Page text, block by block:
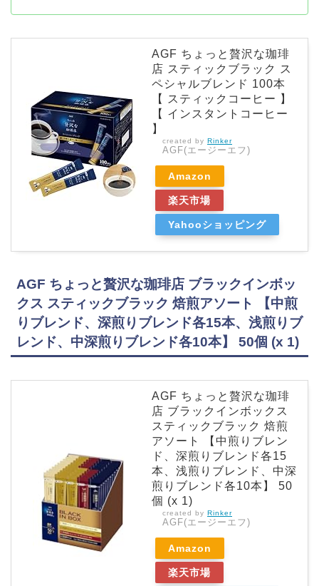
AGF ちょっと贅沢な珈琲
店 スティックブラック ス
ペシャルブレンド 100本
【 スティックコーヒー 】
【 インスタントコーヒー
】
created by Rinker
AGF(エージーエフ)
Amazon
楽天市場
Yahooショッピング
AGF ちょっと贅沢な珈琲店 ブラックインボッ
クス スティックブラック 焙煎アソート 【中煎
りブレンド、深煎りブレンド各15本、浅煎りブ
レンド、中深煎りブレンド各10本】 50個 (x 1)
AGF ちょっと贅沢な珈琲
店 ブラックインボックス
スティックブラック 焙煎
アソート 【中煎りブレン
ド、深煎りブレンド各15
本、浅煎りブレンド、中深
煎りブレンド各10本】 50
個 (x 1)
created by Rinker
AGF(エージーエフ)
Amazon
楽天市場